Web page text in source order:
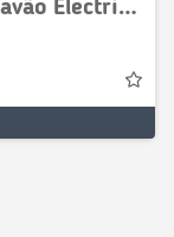
Mini Bus Unidade de Controlo Travão Electrico JC